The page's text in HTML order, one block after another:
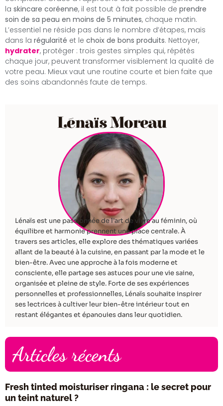
la skincare coréenne, il est tout à fait possible de prendre
soin de sa peau en moins de 5 minutes, chaque matin.
L’essentiel ne réside pas dans le nombre d’étapes, mais
dans la régularité et le choix de bons produits. Nettoyer,
hydrater, protéger : trois gestes simples qui, répétés
chaque jour, peuvent transformer visiblement la qualité de
votre peau. Mieux vaut une routine courte et bien faite que
des soins abandonnés faute de temps.
Lénaïs Moreau
Lénaïs est une passionnée de l’art de vivre au féminin, où
équilibre et harmonie prennent une place centrale. À
travers ses articles, elle explore des thématiques variées
allant de la beauté à la cuisine, en passant par la mode et le
bien-être. Avec une approche à la fois moderne et
consciente, elle partage ses astuces pour une vie saine,
organisée et pleine de style. Forte de ses expériences
personnelles et professionnelles, Lénaïs souhaite inspirer
ses lectrices à cultiver leur bien-être intérieur tout en
restant élégantes et épanouies dans leur quotidien.
Articles récents
Fresh tinted moisturiser ringana : le secret pour
un teint naturel ?